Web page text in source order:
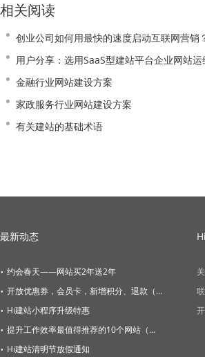
相关阅读
创业公司如何用最快的速度启动互联网营销
用户分享：选用SaaS型建站平台企业网站
金融行业网站建设方案
家政服务行业网站建设方案
有关建站的基础术语
最新动态
· 约会春天——网站买2年送2年
· 开放优惠券，会员卡，新增积分、退款（...
· Hi建站小程序升级特惠
· 提升工作效率最值得推荐的10个网站（...
· Hi建站清明节放假通知